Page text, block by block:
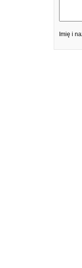
Imię i